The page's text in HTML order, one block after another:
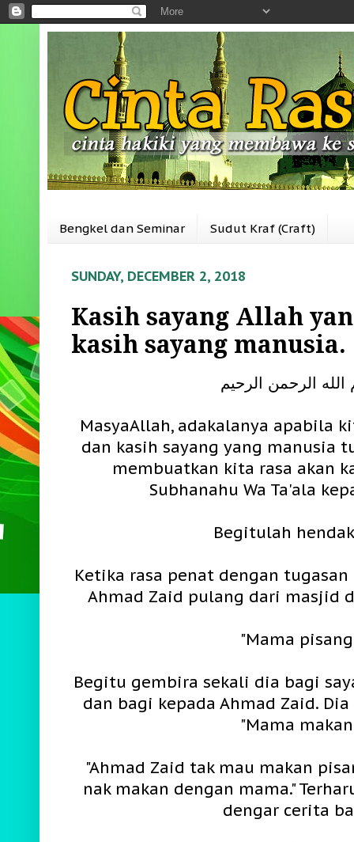
Bengkel dan Seminar Sudut Kraf (Craft)
SUNDAY, DECEMBER 2, 2018
Kasih sayang Allah
kasih sayang manusia.
الرحمن الرحيم
MasyaAllah, adakalanya apabila
dan kasih sayang yang manusia
membuatkan kita rasa akan
Subhanahu Wa Ta'ala
Begitulah
Ketika rasa penat dengan
Ahmad Zaid pulang dari masjid
"Mama
Begitu gembira sekali dia bagi
dan bagi kepada Ahmad Zaid.
"Mama
"Ahmad Zaid tak mau makan
nak makan dengan mama."
dengar cerita